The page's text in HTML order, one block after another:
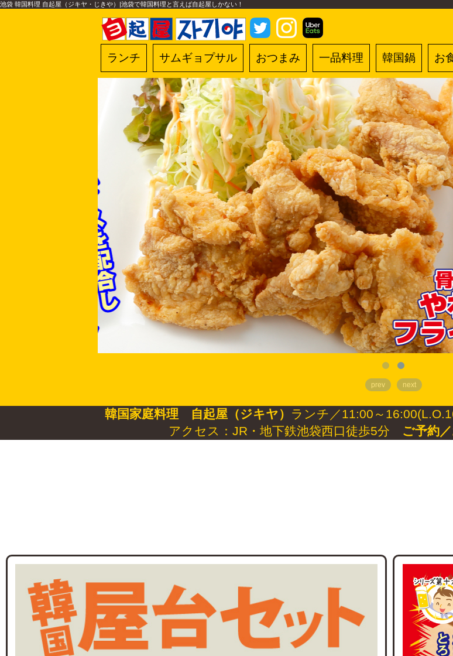
池袋 韓国料理 自起屋（ジキヤ・じきや）|池袋で韓国料理と言えば自起屋しかない！
ランチ サムギョプサル おつまみ 一品料理 韓国鍋 お
prev next
韓国家庭料理 自起屋（ジキヤ） ランチ／11:00～
アクセス：JR・地下鉄池袋西口徒歩5分
ご予約